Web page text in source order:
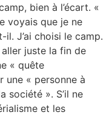
bien à l’écart. «
voyais que je ne
J’ai choisi le camp.
aller juste la fin de
« quête
une « personne à
société ». S’il ne
et les